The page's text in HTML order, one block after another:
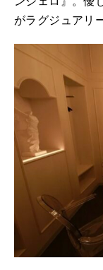
がラグジュアリ